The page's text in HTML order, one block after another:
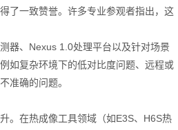
了一致赞誉。许多专业参观者指出，这
器、Nexus 1.0处理平台以及针对场景
如复杂环境下的低对比度问题、远程或
准确的问题。
。在热成像工具领域（如E3S、H6S热